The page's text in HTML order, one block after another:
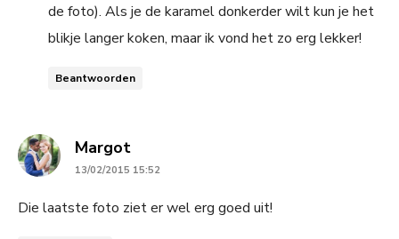
de foto). Als je de karamel donkerder wilt kun je het
blikje langer koken, maar ik vond het zo erg lekker!
Beantwoorden
Margotsays:
13/02/2015 15:52
Die laatste foto ziet er wel erg goed uit!